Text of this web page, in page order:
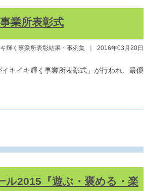
業所表彰式
輝く事業所表彰結果・事例集 2016年03月20日
キイキ輝く事業所表彰式」が行われ、最優
ル2015『遊ぶ・褒める・楽